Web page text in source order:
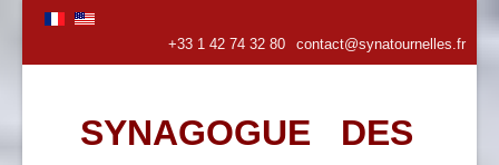
+33 1 42 74 32 80 contact@synatournelles.fr
SYNAGOGUE DES